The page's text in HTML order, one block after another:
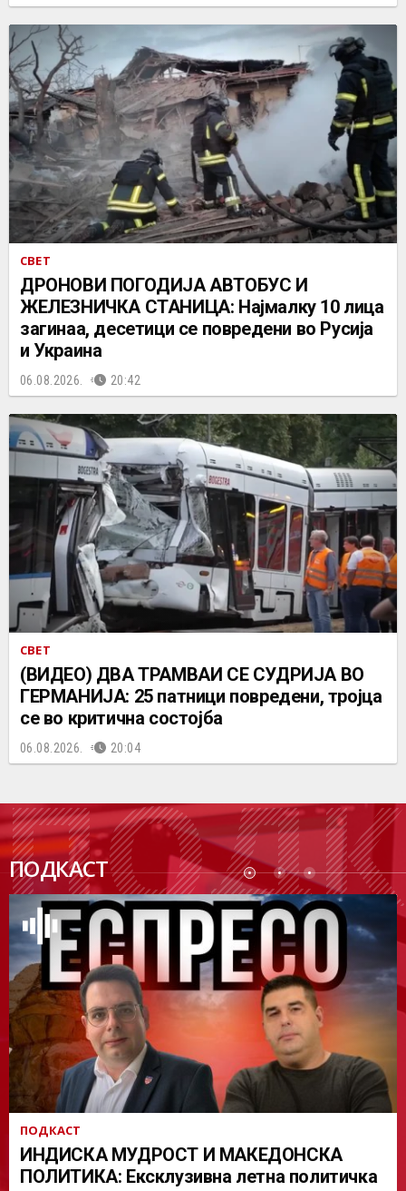
СВЕТ
ДРОНОВИ ПОГОДИЈА АВТОБУС И
ЖЕЛЕЗНИЧКА СТАНИЦА: Најмалку 10 лица
загинаа, десетици се повредени во Русија
и Украина
06.08.2026. 20:42
СВЕТ
(ВИДЕО) ДВА ТРАМВАИ СЕ СУДРИЈА ВО
ГЕРМАНИЈА: 25 патници повредени, тројца
се во критична состојба
06.08.2026. 20:04
ПОДКАСТ
ПОДК
АСТ
ПОДКАСТ
ИНДИСКА МУДРОСТ И МАКЕДОНСКА
ПОЛИТИКА: Ексклузивна летна политичка